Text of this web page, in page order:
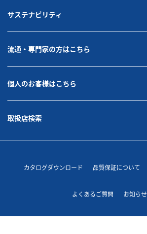
サステナビリティ
流通・専門家の方はこちら
個人のお客様はこちら
取扱店検索
カタログダウンロード 品質保証について
よくあるご質問 お知らせ